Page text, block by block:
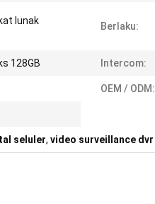
lunak
Berlaku:
128GB Intercom:
OEM / ODM:
seluler, video surveillance dvr